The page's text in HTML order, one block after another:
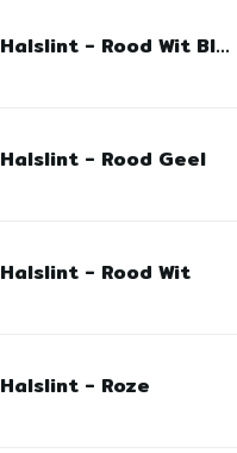
Halslint - Rood Wit Bl...
Halslint - Rood Geel
Halslint - Rood Wit
Halslint - Roze